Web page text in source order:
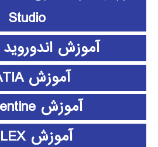
Studio
آموزش اندوروید android
آموزش CATIA
آموزش clementine
آموزش CPLEX